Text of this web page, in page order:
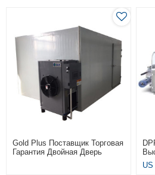
Gold Plus Поставщик Торговая
Гарантия Двойная Дверь
US